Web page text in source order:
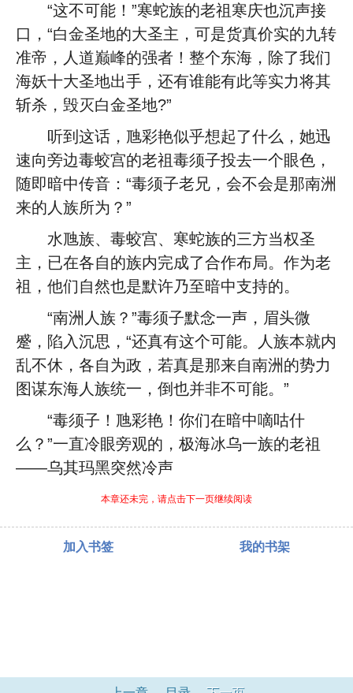
“这不可能！”寒蛇族的老祖寒庆也沉声接
口，“白金圣地的大圣主，可是货真价实的九转
准帝，人道巅峰的强者！整个东海，除了我们
海妖十大圣地出手，还有谁能有此等实力将其
斩杀，毁灭白金圣地?”
听到这话，虺彩艳似乎想起了什么，她迅
速向旁边毒蛟宫的老祖毒须子投去一个眼色，
随即暗中传音：“毒须子老兄，会不会是那南洲
来的人族所为？”
水虺族、毒蛟宫、寒蛇族的三方当权圣
主，已在各自的族内完成了合作布局。作为老
祖，他们自然也是默许乃至暗中支持的。
“南洲人族？”毒须子默念一声，眉头微
蹙，陷入沉思，“还真有这个可能。人族本就内
乱不休，各自为政，若真是那来自南洲的势力
图谋东海人族统一，倒也并非不可能。”
“毒须子！虺彩艳！你们在暗中嘀咕什
么？”一直冷眼旁观的，极海冰乌一族的老祖
——乌其玛黑突然冷声
本章还未完，请点击下一页继续阅读
加入书签 我的书架